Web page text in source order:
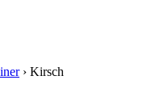
› Kirsch